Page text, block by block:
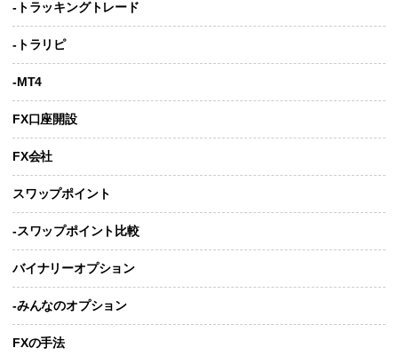
-トラッキングトレード
-トラリピ
-MT4
FX口座開設
FX会社
スワップポイント
-スワップポイント比較
バイナリーオプション
-みんなのオプション
FXの手法